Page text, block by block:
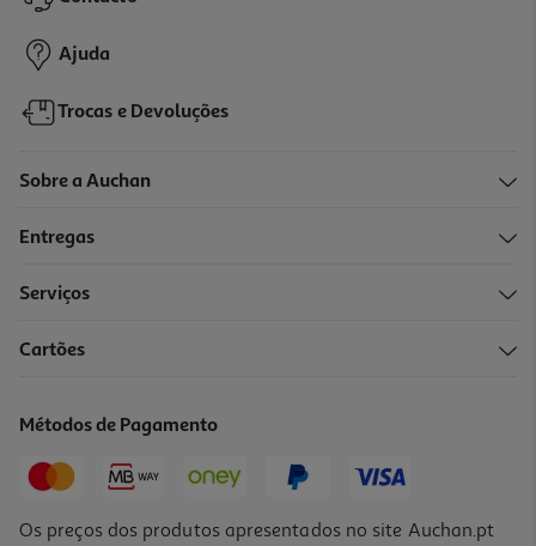
Ajuda
Trocas e Devoluções
Sobre a Auchan
Entregas
Serviços
Cartões
Métodos de Pagamento
Os preços dos produtos apresentados no site Auchan.pt